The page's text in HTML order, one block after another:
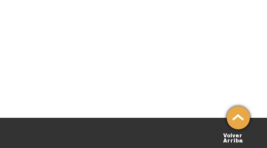
Volver
Arriba